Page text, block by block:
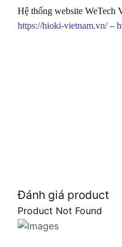
Hệ thống website WeTech
https://hioki-vietnam.vn/–
Đánh giá product
Product Not Found